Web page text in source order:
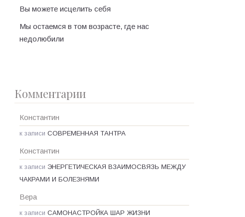
Вы можете исцелить себя
Мы остаемся в том возрасте, где нас
недолюбили
Комментарии
Константин
к записи СОВРЕМЕННАЯ ТАНТРА
Константин
к записи ЭНЕРГЕТИЧЕСКАЯ ВЗАИМОСВЯЗЬ МЕЖДУ
ЧАКРАМИ И БОЛЕЗНЯМИ
Вера
к записи САМОНАСТРОЙКА ШАР ЖИЗНИ